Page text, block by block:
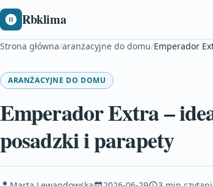
Rbklima
Strona główna/aranżacyjne do domu/Emperador
ARANŻACYJNE DO DOMU
Emperador Extra –
posadzki i parapety